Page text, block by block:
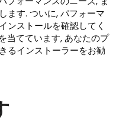
ます. ついに, パフォーマ
ンストールを確認してく
てています, あなたのプ
るインストーラーをお勧